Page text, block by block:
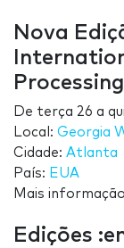
Nova
De terça 26 a
Local: Georgia
Cidade: Atlanta
País: EUA
Mais
Edições